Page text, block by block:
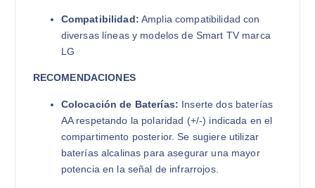
Compatibilidad: Amplia compatibilidad con
diversas líneas y modelos de Smart TV marca
LG
RECOMENDACIONES
Colocación de Baterías: Inserte dos baterías
AA respetando la polaridad (+/-) indicada en el
compartimento posterior. Se sugiere utilizar
baterías alcalinas para asegurar una mayor
potencia en la señal de infrarrojos.